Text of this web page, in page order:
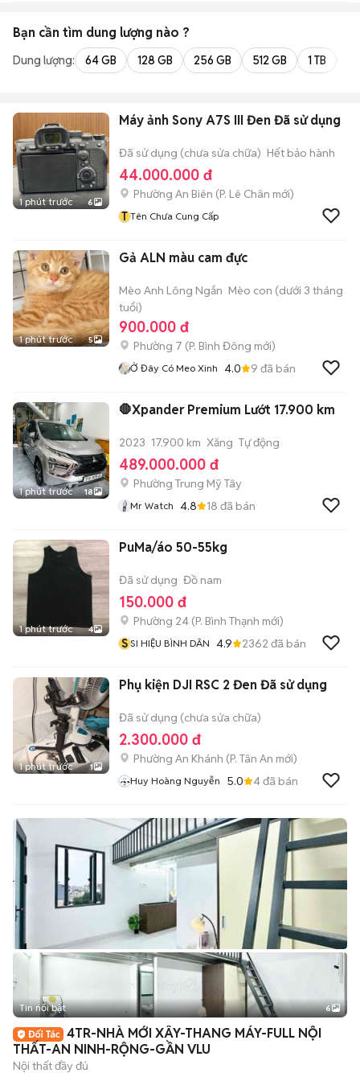
Bạn cần tìm dung lượng nào ?
Dung lượng: 64 GB 128 GB 256 GB 512 GB 1 TB
1 phút trước 6
Máy ảnh Sony A7S III Đen Đã sử dụng
Đã sử dụng (chưa sửa chữa) Hết bảo hành
44.000.000 đ
Phường An Biên (P. Lê Chân mới)
T Tên Chưa Cung Cấp
1 phút trước 5
Gả ALN màu cam đực
Mèo Anh Lông Ngắn Mèo con (dưới 3 tháng
tuổi)
900.000 đ
Phường 7 (P. Bình Đông mới)
Ở Đây Có Meo Xinh 4.0 9 đã bán
1 phút trước 18
🛑Xpander Premium Lướt 17.900 km
2023 17.900 km Xăng Tự động
489.000.000 đ
Phường Trung Mỹ Tây
Mr Watch 4.8 18 đã bán
1 phút trước 4
PuMa/áo 50-55kg
Đã sử dụng Đồ nam
150.000 đ
Phường 24 (P. Bình Thạnh mới)
S SI HIỆU BÌNH DÂN 4.9 2362 đã bán
1 phút trước 1
Phụ kiện DJI RSC 2 Đen Đã sử dụng
Đã sử dụng (chưa sửa chữa)
2.300.000 đ
Phường An Khánh (P. Tân An mới)
Huy Hoàng Nguyễn 5.0 4đã bán
+2
Tin nổi bật 6
4TR-NHÀ MỚI XÂY-THANG MÁY-FULL NỘI
THẤT-AN NINH-RỘNG-GẦN VLU
Nội thất đầy đủ